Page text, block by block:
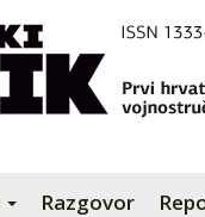
Razgovor